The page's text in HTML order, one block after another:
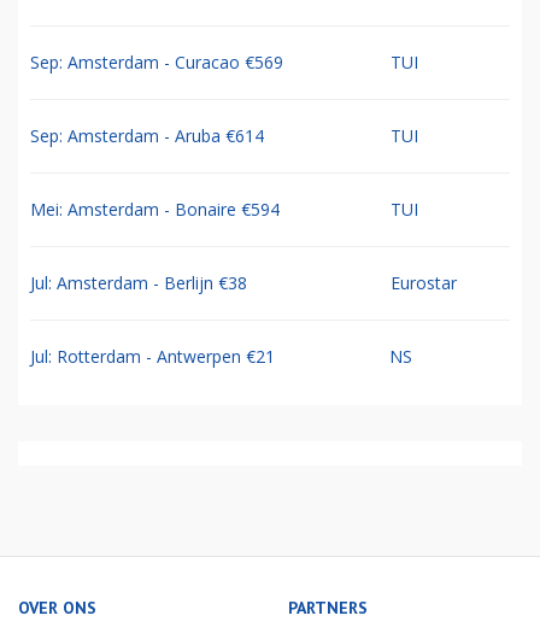
Sep: Amsterdam - Curacao €569 TUI
Sep: Amsterdam - Aruba €614 TUI
Mei: Amsterdam - Bonaire €594 TUI
Jul: Amsterdam - Berlijn €38 Eurostar
Jul: Rotterdam - Antwerpen €21 NS
OVER ONS PARTNERS